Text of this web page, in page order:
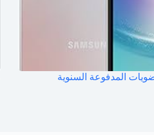
المدفوعة السنوية